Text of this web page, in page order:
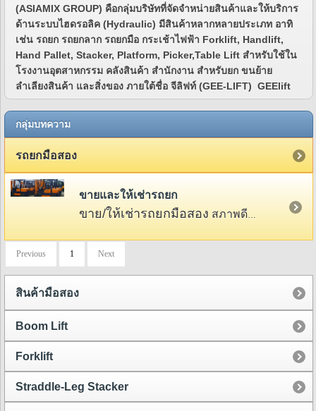
(ASIAMIX GROUP) คือกลุ่มบริษัทที่จัดจำหน่ายสินค้าและให้บริการ
ด้านระบบไฮดรอลิค (Hydraulic) มีสินค้าหลากหลายประเภท อาทิ
เช่น รถยก รถยกลาก รถยกมือ กระเช้าไฟฟ้า Forklift, Handlift,
Hand Pallet, Stacker, Platform, Picker,Table Lift สำหรับใช้ใน
โรงงานอุตสาหกรรม คลังสินค้า สำนักงาน สำหรับยก ขนย้าย
ลำเลียงสินค้า และสิ่งของ ภายใต้ชื่อ จีลิฟท์ (GEE-LIFT) GEElift
กลุ่มบทความ
รถยกมือสอง
ขายและให้เช่ารถยก
ขาย/ให้เช่ารถยกมือสอง สภาพดี พร้อมใช้งาน ให้เช่าทั้งรายวันและรายเดือน มีให้เลือกหลายขนาด ทั้งน้ำหนักและความสูง มีทั้งรถน้ำมันและไฟฟ้า พร้อมบริการบำรุงรักษา
Previous 1 Next
สินค้ามือสอง
Boom Lift
Forklift
Straddle-Leg Stacker